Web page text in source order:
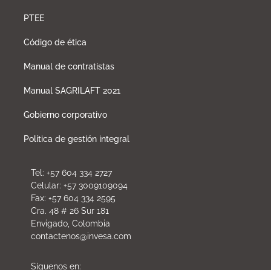
PTEE
Código de ética
Manual de contratistas
Manual SAGRILAFT 2021
Gobierno corporativo
Política de gestión integral
Tel: +57 604 334 2727
Celular: +57 3009109094
Fax: +57 604 334 2595
Cra. 48 # 26 Sur 181
Envigado, Colombia
contactenos@invesa.com
Síguenos en: